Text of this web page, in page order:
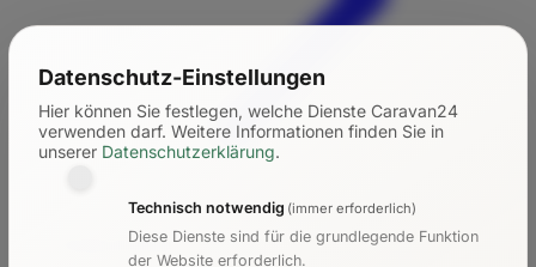
Kosten & Preise
Datenschutz-Einstellungen
Hier können Sie festlegen, welche Dienste Caravan24
verwenden darf. Weitere Informationen finden Sie in
unserer Datenschutzerklärung.
Technisch notwendig (immer erforderlich)
Diese Dienste sind für die grundlegende Funktion
der Website erforderlich.